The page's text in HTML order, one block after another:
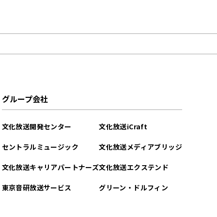
グループ会社
文化放送開発センター
セントラルミュージック
文化放送キャリアパートナーズ
東京音研放送サービス
文化放送iCraft
文化放送メディアブリッジ
文化放送エクステンド
グリーン・ドルフィン